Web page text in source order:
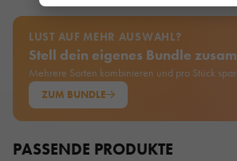
LUST AUF MEHR AUSWAHL?
Stell dein eigenes Bundle
Mehrere Sorten kombinieren und pro Stück
ZUM BUNDLE
PASSENDE PRODUKTE